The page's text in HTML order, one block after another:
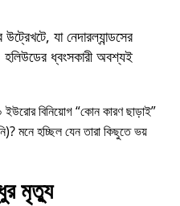
যা নেদারল্যান্ডসের
হলিউডের ধ্বংসকারী অবশ্যই
ইউরোর বিনিয়োগ কোন কারণ ছাড়াই
মনে হচ্ছিল যেন তারা কিছুতে ভয়
মৃত্যু